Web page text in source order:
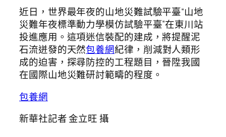
近日，世界最年夜的山地災難試驗平臺“山地
災難年夜標準動力學模仿試驗平臺”在東川站
投進應用。這項迷信裝配的建成，將提醒泥
石流迸發的天然包養網紀律，削減對人類形
成的迫害，探尋防控的工程題目，晉陞我國
在國際山地災難研討範疇的程度。
包養網
新華社記者 金立旺 攝